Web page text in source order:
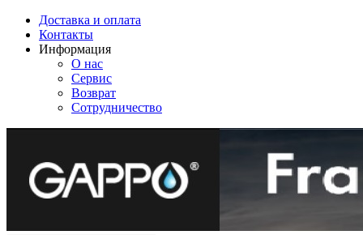
Доставка и оплата
Контакты
Информация
О нас
Сервис
Возврат
Сотрудничество